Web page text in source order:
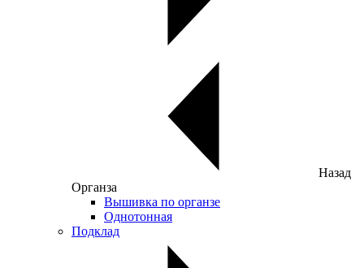
Назад
Органза
Вышивка по органзе
Однотонная
Подклад